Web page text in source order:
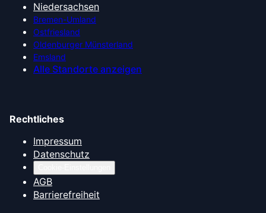
Niedersachsen
Bremen-Umland
Ostfriesland
Oldenburger Münsterland
Emsland
Alle Standorte anzeigen
Rechtliches
Impressum
Datenschutz
AGB
Barrierefreiheit